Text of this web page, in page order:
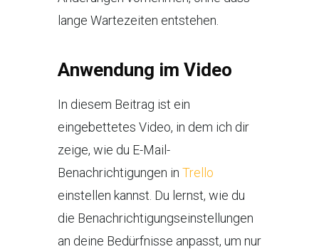
lange Wartezeiten entstehen.
Anwendung im Video
In diesem Beitrag ist ein
eingebettetes Video, in dem ich dir
zeige, wie du E-Mail-
Benachrichtigungen in Trello
einstellen kannst. Du lernst, wie du
die Benachrichtigungseinstellungen
an deine Bedürfnisse anpasst, um nur